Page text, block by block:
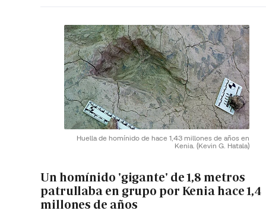
Huella de homínido de hace 1,43 millones de años en
Kenia. (Kevin G. Hatala)
Un homínido 'gigante' de 1,8 metros
patrullaba en grupo por Kenia hace 1,4
millones de años